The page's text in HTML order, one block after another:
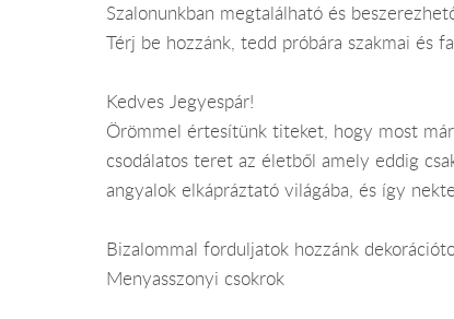
Szalonunkban megtalálható és
Térj be hozzánk, tedd próbára szakmai és
Kedves Jegyespár!
Örömmel értesítünk titeket, hogy most
csodálatos teret az életből amely eddig
angyalok elkápráztató világába, és így
Bizalommal forduljatok hozzánk
Menyasszonyi csokrok